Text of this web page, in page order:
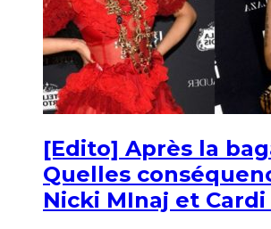
[Edito] Après la
Quelles
Nicki MInaj et Cardi